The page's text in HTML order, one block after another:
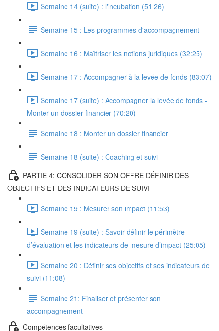
Semaine 14 (suite) : l'incubation (51:26)
Semaine 15 : Les programmes d'accompagnement
Semaine 16 : Maîtriser les notions juridiques (32:25)
Semaine 17 : Accompagner à la levée de fonds (83:07)
Semaine 17 (suite) : Accompagner la levée de fonds -
Monter un dossier financier (70:20)
Semaine 18 : Monter un dossier financier
Semaine 18 (suite) : Coaching et suivi
PARTIE 4: CONSOLIDER SON OFFRE DÉFINIR DES
OBJECTIFS ET DES INDICATEURS DE SUIVI
Semaine 19 : Mesurer son impact (11:53)
Semaine 19 (suite) : Savoir définir le périmètre
d’évaluation et les indicateurs de mesure d’impact (25:05)
Semaine 20 : Définir ses objectifs et ses indicateurs de
suivi (11:08)
Semaine 21: Finaliser et présenter son
accompagnement
Compétences facultatives